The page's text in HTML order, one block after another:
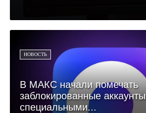
НОВОСТЬ
В МАКС начали помечать
заблокированные аккаунты
специальными...